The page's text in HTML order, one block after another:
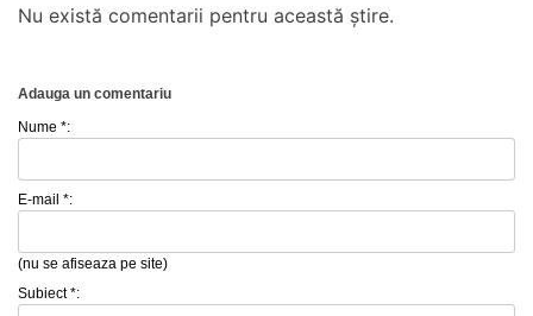
Nu există comentarii pentru această știre.
Adauga un comentariu
Nume *:
E-mail *:
(nu se afiseaza pe site)
Subiect *: